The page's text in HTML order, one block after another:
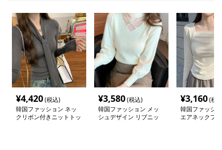
¥4,420(税込)
韓国ファッション ネッ
クリボン付きニットトッ
¥3,580(税込)
韓国ファッション メッ
シュデザイン リブニッ
¥3,160(税
韓国ファッシ
エアネックフ